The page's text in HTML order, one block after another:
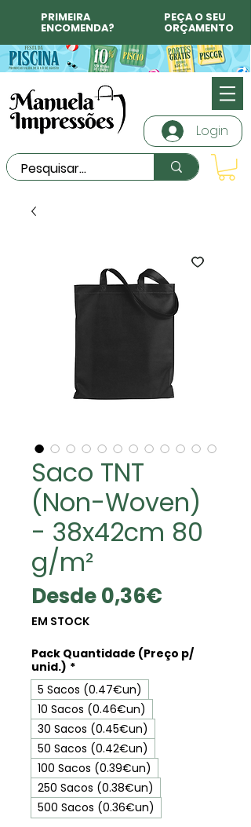
PRIMEIRA
ENCOMENDA?
PEÇA O SEU
ORÇAMENTO
Login
Saco TNT
(Non-Woven)
- 38x42cm 80
g/m²
Desde0,36€
oferta
EM STOCK
Pack Quantidade (Preço p/
unid.) *
5 Sacos (0.47€un)
10 Sacos (0.46€un)
30 Sacos (0.45€un)
50 Sacos (0.42€un)
100 Sacos (0.39€un)
250 Sacos (0.38€un)
500 Sacos (0.36€un)